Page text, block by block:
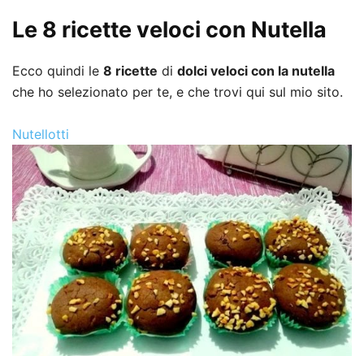
Le 8 ricette veloci con Nutella
Ecco quindi le 8 ricette di dolci veloci con la nutella
che ho selezionato per te, e che trovi qui sul mio sito.
Nutellotti